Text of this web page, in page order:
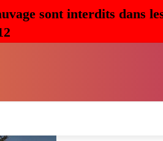
sont interdits dans